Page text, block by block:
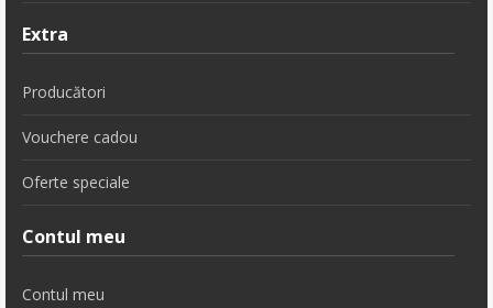
Extra
Producători
Vouchere cadou
Oferte speciale
Contul meu
Contul meu